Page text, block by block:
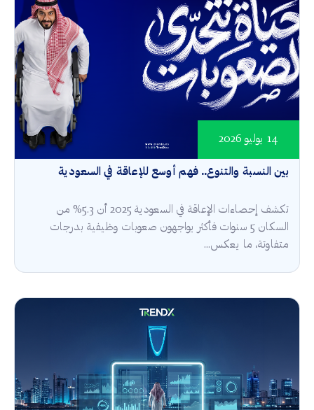
بين النسبة والتنوع.. فهم أوسع للإعاقة في السعودية
14 يوليو 2026
تكشف إحصاءات الإعاقة في السعودية 2025 أن 5.3% من
السكان 5 سنوات فأكثر يواجهون صعوبات وظيفية بدرجات
متفاوتة، ما يعكس...